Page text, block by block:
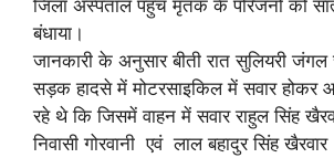
जिला अस्पताल पहुंच मृतक के परिजनों को
बंधाया।
जानकारी के अनुसार बीती रात सुलियरी
सड़क हादसे में मोटरसाइकिल में सवार होकर
रहे थे कि जिसमें वाहन में सवार राहुल सिंह
निवासी गोरवानी एवं लाल बहादुर सिंह